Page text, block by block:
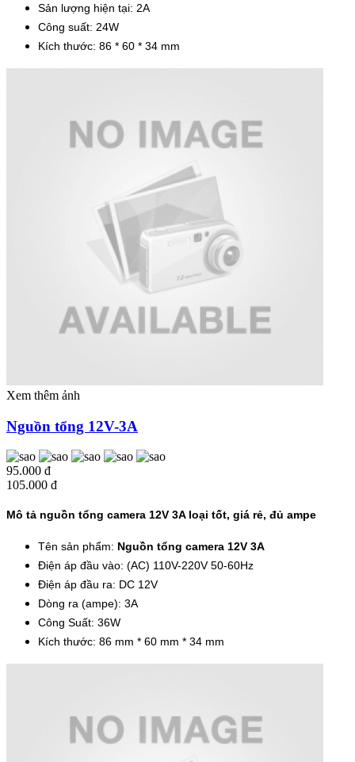
Sản lượng hiện tại: 2A
Công suất: 24W
Kích thước: 86 * 60 * 34 mm
Xem thêm ảnh
Nguồn tổng 12V-3A
95.000 đ
105.000 đ
Mô tả nguồn tổng camera 12V 3A loại tốt, giá rẻ, đủ ampe
Tên sản phẩm: Nguồn tổng camera 12V 3A
Điện áp đầu vào: (AC) 110V-220V 50-60Hz
Điện áp đầu ra: DC 12V
Dòng ra (ampe): 3A
Công Suất: 36W
Kích thước: 86 mm * 60 mm * 34 mm